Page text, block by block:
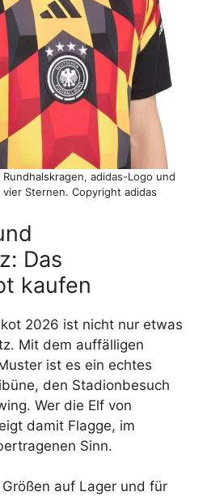
adidas-Logo und
vier Sternen. Copyright adidas
Das
kaufen
2026 ist nicht nur etwas
Mit dem auffälligen
ist es ein echtes
den Stadionbesuch
Wer die Elf von
damit Flagge, im
Sinn.
auf Lager und für